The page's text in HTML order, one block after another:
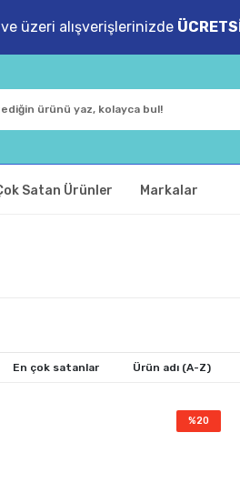
üzeri alışverişlerinizde
Satan Ürünler Markalar
En çok satanlar Ürün adı (A-Z)
%20